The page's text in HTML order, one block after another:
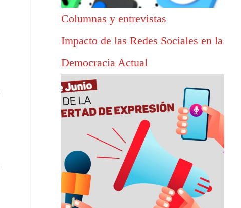
Columnas y entrevistas
Impacto de las Redes Sociales en la
Democracia Actual